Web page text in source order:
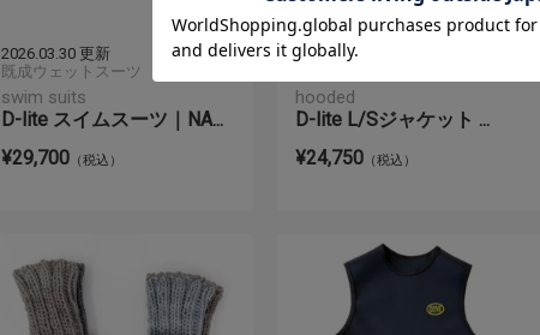
2026.03.30 更新
既成ウェットスーツ
swim suits
D-lite スイムスーツ｜NA...
¥29,700（税込）
2026.03.30 更新
hooded
D-lite L/Sジャケット ...
¥24,750（税込）